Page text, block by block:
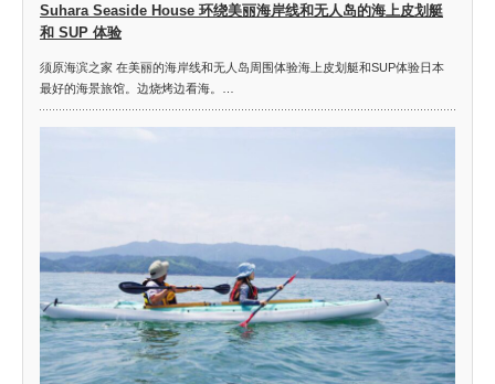
Suhara Seaside House 环绕美丽海岸线和无人岛的海上皮划艇
和 SUP 体验
须原海滨之家 在美丽的海岸线和无人岛周围体验海上皮划艇和SUP体验日本
最好的海景旅馆。边烧烤边看海。…